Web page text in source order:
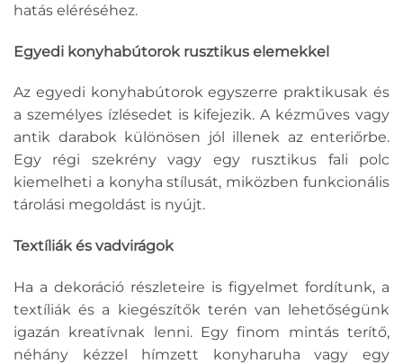
hatás eléréséhez.
Egyedi konyhabútorok rusztikus elemekkel
Az egyedi konyhabútorok egyszerre praktikusak és
a személyes ízlésedet is kifejezik. A kézműves vagy
antik darabok különösen jól illenek az enteriőrbe.
Egy régi szekrény vagy egy rusztikus fali polc
kiemelheti a konyha stílusát, miközben funkcionális
tárolási megoldást is nyújt.
Textíliák és vadvirágok
Ha a dekoráció részleteire is figyelmet fordítunk, a
textíliák és a kiegészítők terén van lehetőségünk
igazán kreatívnak lenni. Egy finom mintás terítő,
néhány kézzel hímzett konyharuha vagy egy